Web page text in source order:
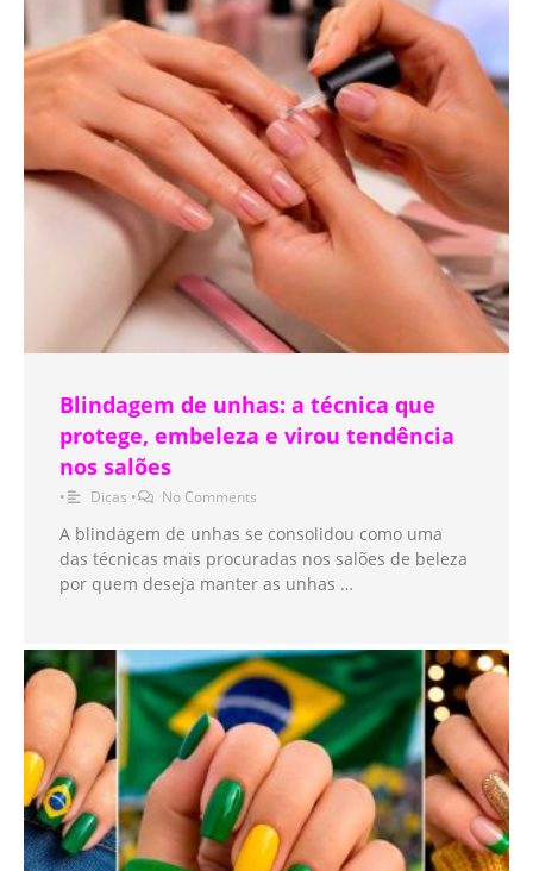
Blindagem de unhas: a técnica que
protege, embeleza e virou tendência
nos salões
• Dicas • No Comments
A blindagem de unhas se consolidou como uma
das técnicas mais procuradas nos salões de beleza
por quem deseja manter as unhas …